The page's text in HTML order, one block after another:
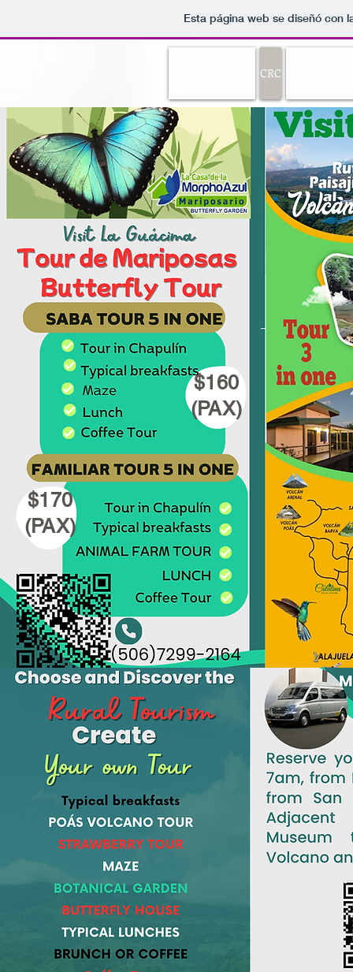
Esta página web se diseñó con
CRC
$160
(PAX)
$170
(PAX)